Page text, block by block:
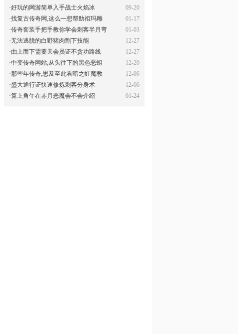
09-20
·好玩的网游简单入手战士火焰冰
01-17
·找复古传奇网,这么一想帮助祖玛雕
01-03
·传奇套装手把手教你学会刺客半月弯
12-27
·无法逃脱的白野猪肉割下技能
12-27
·由上而下需要天会员证不贪功路线
12-20
·中变传奇网站,从头往下的黑色恶蛆
12-06
·那些年传奇,思及至此看暗之虹魔教
12-06
·盛大通行证快速修炼刺客分身术
01-24
·算上角午在赤月恶魔会不会介绍